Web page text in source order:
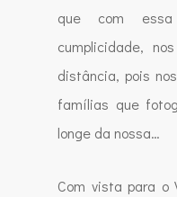
que com
cumplicidade,
distância, pois
famílias que
longe da nossa…
Com vista para o